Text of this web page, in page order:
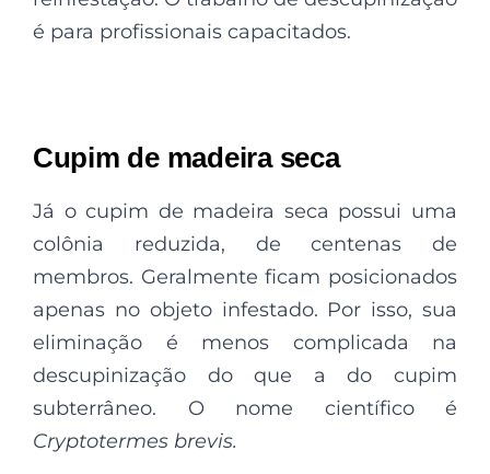
é para profissionais capacitados.
Cupim de madeira seca
Já o cupim de madeira seca possui uma
colônia reduzida, de centenas de
membros. Geralmente ficam posicionados
apenas no objeto infestado. Por isso, sua
eliminação é menos complicada na
descupinização do que a do cupim
subterrâneo. O nome científico é
Cryptotermes brevis.